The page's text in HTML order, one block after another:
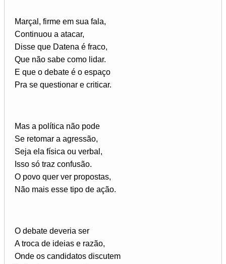
Marçal, firme em sua fala,
Continuou a atacar,
Disse que Datena é fraco,
Que não sabe como lidar.
E que o debate é o espaço
Pra se questionar e criticar.
Mas a política não pode
Se retomar a agressão,
Seja ela física ou verbal,
Isso só traz confusão.
O povo quer ver propostas,
Não mais esse tipo de ação.
O debate deveria ser
A troca de ideias e razão,
Onde os candidatos discutem